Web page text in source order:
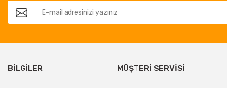
BİLGİLER MÜŞTERİ SERVİSİ